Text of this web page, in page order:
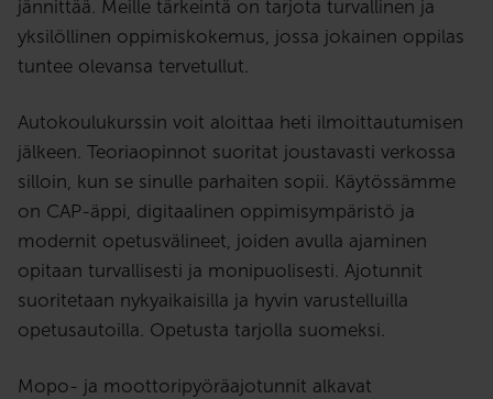
jännittää. Meille tärkeintä on tarjota turvallinen ja
yksilöllinen oppimiskokemus, jossa jokainen oppilas
tuntee olevansa tervetullut.
Autokoulukurssin voit aloittaa heti ilmoittautumisen
jälkeen. Teoriaopinnot suoritat joustavasti verkossa
silloin, kun se sinulle parhaiten sopii. Käytössämme
on CAP-äppi, digitaalinen oppimisympäristö ja
modernit opetusvälineet, joiden avulla ajaminen
opitaan turvallisesti ja monipuolisesti. Ajotunnit
suoritetaan nykyaikaisilla ja hyvin varustelluilla
opetusautoilla. Opetusta tarjolla suomeksi.
Mopo- ja moottoripyöräajotunnit alkavat